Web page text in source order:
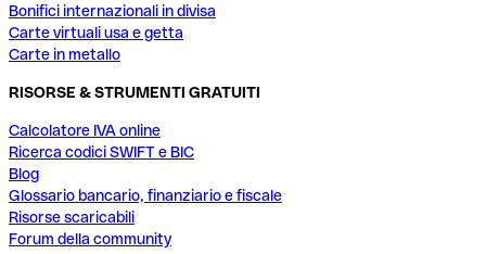
Bonifici internazionali in divisa
Carte virtuali usa e getta
Carte in metallo
RISORSE & STRUMENTI GRATUITI
Calcolatore IVA online
Ricerca codici SWIFT e BIC
Blog
Glossario bancario, finanziario e fiscale
Risorse scaricabili
Forum della community